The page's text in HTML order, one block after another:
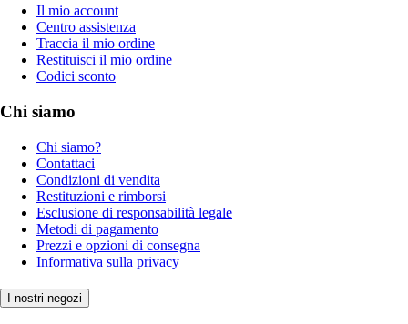
Il mio account
Centro assistenza
Traccia il mio ordine
Restituisci il mio ordine
Codici sconto
Chi siamo
Chi siamo?
Contattaci
Condizioni di vendita
Restituzioni e rimborsi
Esclusione di responsabilità legale
Metodi di pagamento
Prezzi e opzioni di consegna
Informativa sulla privacy
I nostri negozi